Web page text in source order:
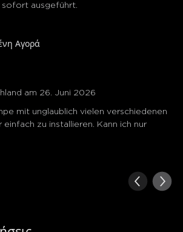
ausgeführt.
Αγορά
am 26. Juni 2026
mit unglaublich vielen verschiedenen
einfach zu installieren. Kann ich nur